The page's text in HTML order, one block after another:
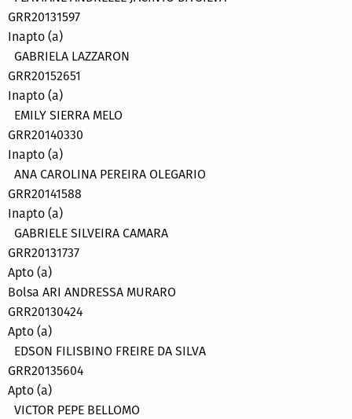
GRR20131597
Inapto (a)
GABRIELA LAZZARON
GRR20152651
Inapto (a)
EMILY SIERRA MELO
GRR20140330
Inapto (a)
ANA CAROLINA PEREIRA OLEGARIO
GRR20141588
Inapto (a)
GABRIELE SILVEIRA CAMARA
GRR20131737
Apto (a)
Bolsa ARI ANDRESSA MURARO
GRR20130424
Apto (a)
EDSON FILISBINO FREIRE DA SILVA
GRR20135604
Apto (a)
VICTOR PEPE BELLOMO